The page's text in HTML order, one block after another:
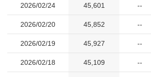
2026/02/24 45,601 --
2026/02/20 45,852 --
2026/02/19 45,927 --
2026/02/18 45,109 --